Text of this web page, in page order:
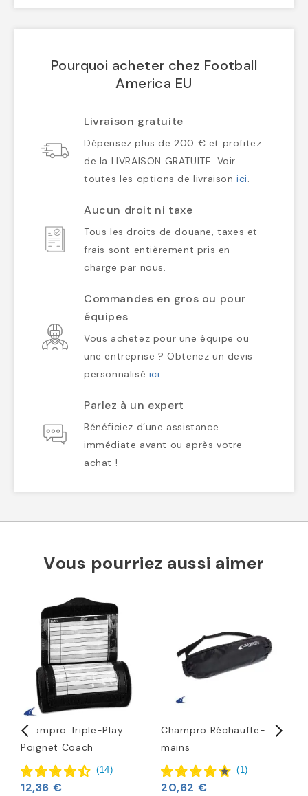
Pourquoi acheter chez Football
America EU
Livraison gratuite
Dépensez plus de 200 € et profitez
de la LIVRAISON GRATUITE. Voir
toutes les options de livraisonici.
Aucun droit ni taxe
Tous les droits de douane, taxes et
frais sont entièrement pris en
charge par nous.
Commandes en gros ou pour
équipes
Vous achetez pour une équipe ou
une entreprise ? Obtenez un devis
personnalisé ici.
Parlez à un expert
Bénéficiez d’une assistance
immédiate avant ou après votre
achat !
Vous pourriez aussi aimer
Champro Triple-Play
Poignet Coach
(14)
12,36 €
Champro Réchauffe-
mains
(1)
20,62 €